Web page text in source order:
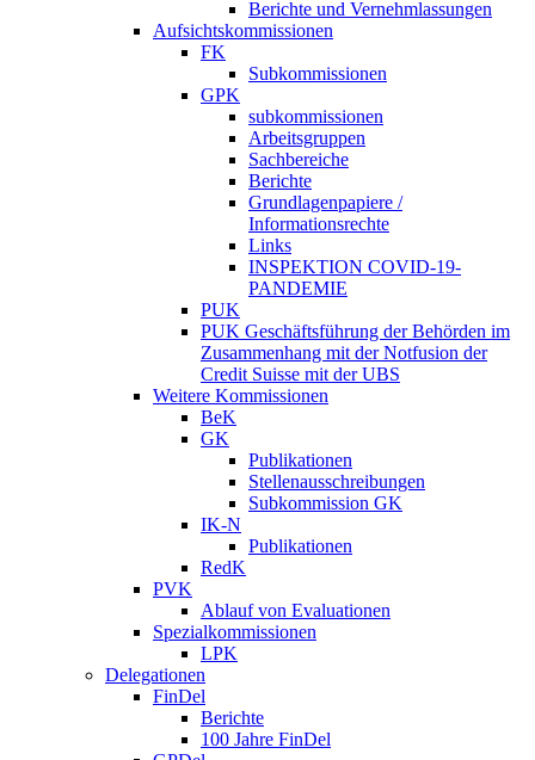
Berichte und Vernehmlassungen
Aufsichtskommissionen
FK
Subkommissionen
GPK
subkommissionen
Arbeitsgruppen
Sachbereiche
Berichte
Grundlagenpapiere /
Informationsrechte
Links
INSPEKTION COVID-19-
PANDEMIE
PUK
PUK Geschäftsführung der Behörden im
Zusammenhang mit der Notfusion der
Credit Suisse mit der UBS
Weitere Kommissionen
BeK
GK
Publikationen
Stellenausschreibungen
Subkommission GK
IK-N
Publikationen
RedK
PVK
Ablauf von Evaluationen
Spezialkommissionen
LPK
Delegationen
FinDel
Berichte
100 Jahre FinDel